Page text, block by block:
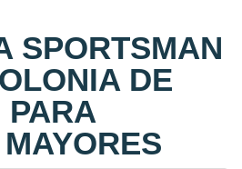
SPORTSMAN
DE
PARA